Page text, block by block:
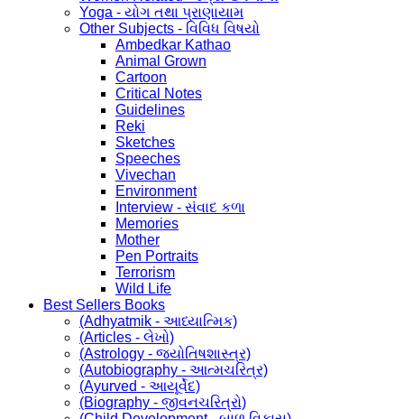
Yoga - યોગ તથા પ્રાણાયામ
Other Subjects - વિવિધ વિષયો
Ambedkar Kathao
Animal Grown
Cartoon
Critical Notes
Guidelines
Reki
Sketches
Speeches
Vivechan
Environment
Interview - સંવાદ કળા
Memories
Mother
Pen Portraits
Terrorism
Wild Life
Best Sellers Books
(Adhyatmik - આધ્યાત્મિક)
(Articles - લેખો)
(Astrology - જ્યોતિષશાસ્ત્ર)
(Autobiography - આત્મચરિત્ર)
(Ayurved - આયૂર્વેદ)
(Biography - જીવનચરિત્રો)